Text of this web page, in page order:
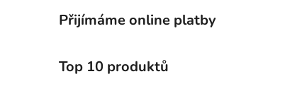
Přijímáme online platby
Top 10 produktů